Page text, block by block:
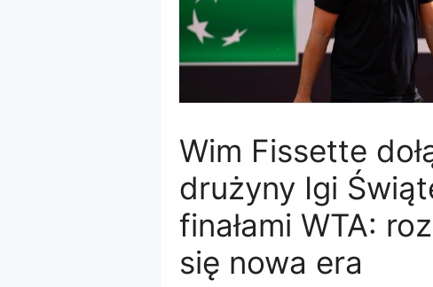
Wim Fissette
drużyny Igi
finałami WTA:
się nowa era